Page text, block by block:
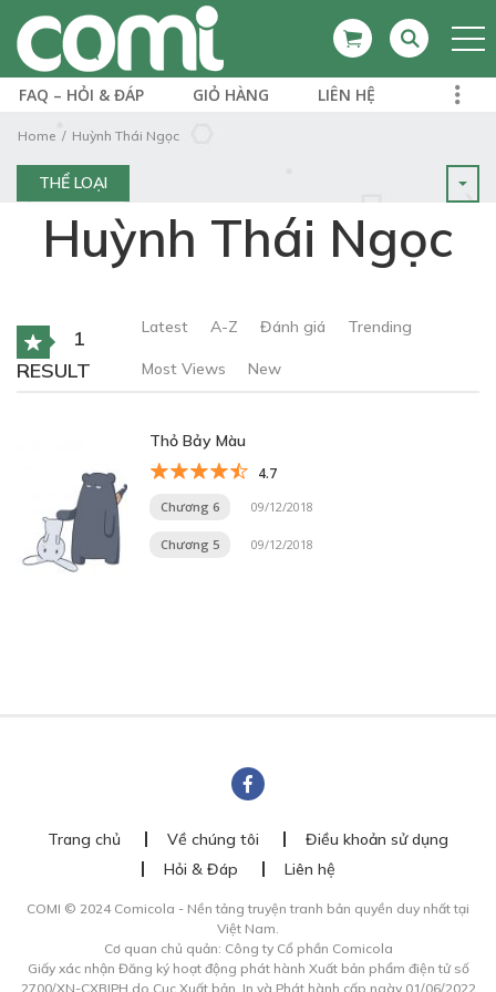
FAQ – HỎI & ĐÁP GIỎ HÀNG LIÊN HỆ
Home Huỳnh Thái Ngọc
THỂ LOẠI
Huỳnh Thái Ngọc
1
RESULT
Latest A-Z Đánh giá Trending
Most Views New
Thỏ Bảy Màu
4.7
Chương 6 09/12/2018
Chương 5 09/12/2018
Trang chủ Về chúng tôi
Điều khoản sử dụng
Hỏi & Đáp
Liên hệ
COMI © 2024 Comicola - Nền tảng truyện tranh bản quyền duy nhất tại
Việt Nam.
Cơ quan chủ quản: Công ty Cổ phần Comicola
Giấy xác nhận Đăng ký hoạt động phát hành Xuất bản phẩm điện tử số
2700/XN-CXBIPH do Cục Xuất bản, In và Phát hành cấp ngày 01/06/2022